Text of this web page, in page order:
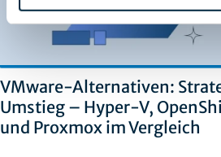
VMware-Alternativen:
Umstieg – Hyper-V,
und Proxmox im Vergleich